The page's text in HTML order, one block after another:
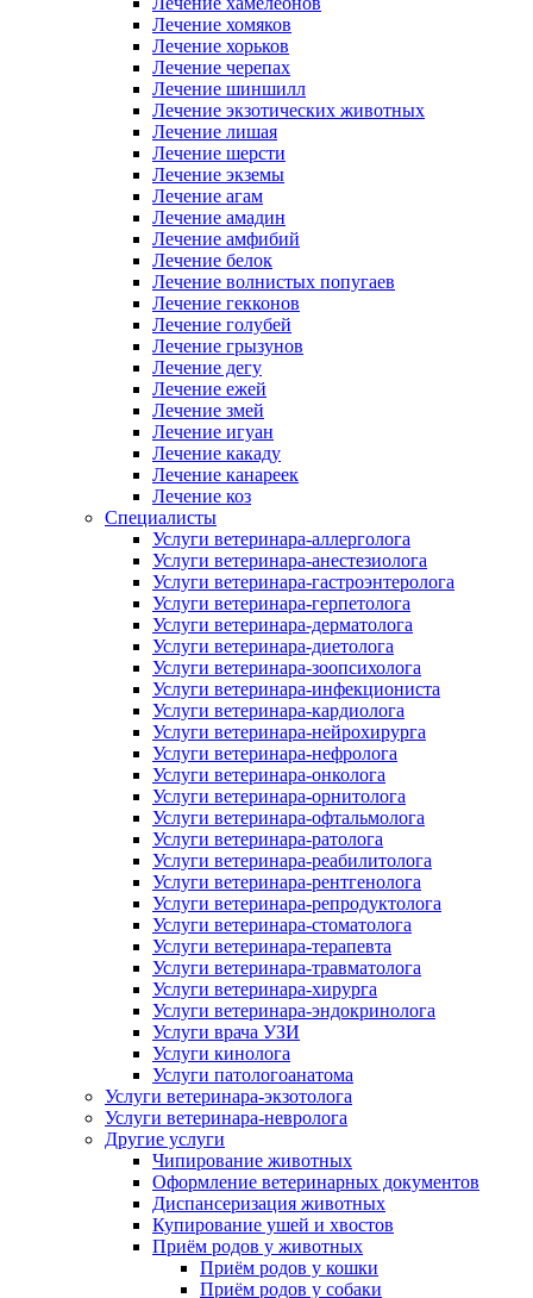
Лечение хомяков
Лечение хорьков
Лечение черепах
Лечение шиншилл
Лечение экзотических животных
Лечение лишая
Лечение шерсти
Лечение экземы
Лечение агам
Лечение амадин
Лечение амфибий
Лечение белок
Лечение волнистых попугаев
Лечение гекконов
Лечение голубей
Лечение грызунов
Лечение дегу
Лечение ежей
Лечение змей
Лечение игуан
Лечение какаду
Лечение канареек
Лечение коз
Специалисты
Услуги ветеринара-аллерголога
Услуги ветеринара-анестезиолога
Услуги ветеринара-гастроэнтеролога
Услуги ветеринара-герпетолога
Услуги ветеринара-дерматолога
Услуги ветеринара-диетолога
Услуги ветеринара-зоопсихолога
Услуги ветеринара-инфекциониста
Услуги ветеринара-кардиолога
Услуги ветеринара-нейрохирурга
Услуги ветеринара-нефролога
Услуги ветеринара-онколога
Услуги ветеринара-орнитолога
Услуги ветеринара-офтальмолога
Услуги ветеринара-ратолога
Услуги ветеринара-реабилитолога
Услуги ветеринара-рентгенолога
Услуги ветеринара-репродуктолога
Услуги ветеринара-стоматолога
Услуги ветеринара-терапевта
Услуги ветеринара-травматолога
Услуги ветеринара-хирурга
Услуги ветеринара-эндокринолога
Услуги врача УЗИ
Услуги кинолога
Услуги патологоанатома
Услуги ветеринара-экзотолога
Услуги ветеринара-невролога
Другие услуги
Чипирование животных
Оформление ветеринарных документов
Диспансеризация животных
Купирование ушей и хвостов
Приём родов у животных
Приём родов у кошки
Приём родов у собаки